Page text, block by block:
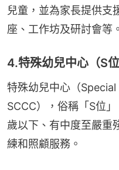
兒童，並為家長提供支
座、工作坊及研討會等。
4.特殊幼兒中心（S位
特殊幼兒中心（
SCCC），俗稱「S位
歲以下、有中度至嚴重
練和照顧服務。